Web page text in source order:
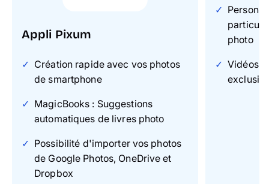
Appli Pixum
Création rapide avec vos photos
de smartphone
MagicBooks : Suggestions
automatiques de livres photo
Possibilité d'importer vos photos
de Google Photos, OneDrive et
Dropbox
photo
Vidéos